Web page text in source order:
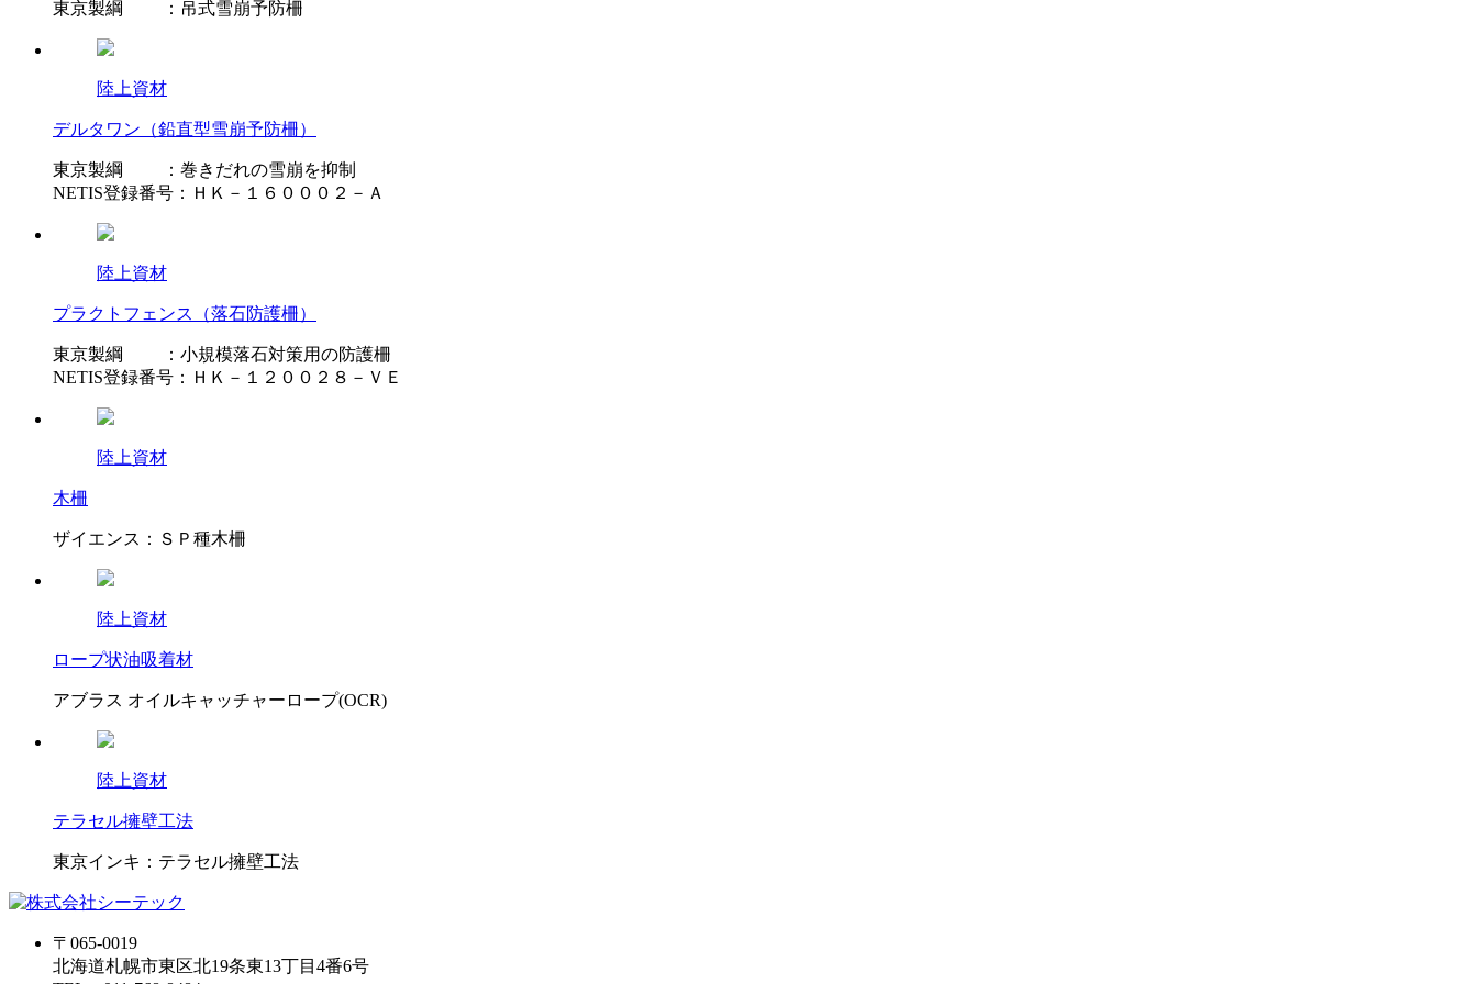
東京製綱 ：吊式雪崩予防柵
陸上資材
デルタワン（鉛直型雪崩予防柵）
東京製綱 ：巻きだれの雪崩を抑制
NETIS登録番号：ＨＫ－１６０００２－Ａ
陸上資材
プラクトフェンス（落石防護柵）
東京製綱 ：小規模落石対策用の防護柵
NETIS登録番号：ＨＫ－１２００２８－ＶＥ
陸上資材
木柵
ザイエンス：ＳＰ種木柵
陸上資材
ロープ状油吸着材
アブラス オイルキャッチャーロープ(OCR)
陸上資材
テラセル擁壁工法
東京インキ：テラセル擁壁工法
〒065-0019
北海道札幌市東区北19条東13丁目4番6号